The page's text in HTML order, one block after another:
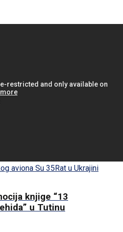
aviona Su 35Rat u Ukrajini
knjige “13
u Tutinu